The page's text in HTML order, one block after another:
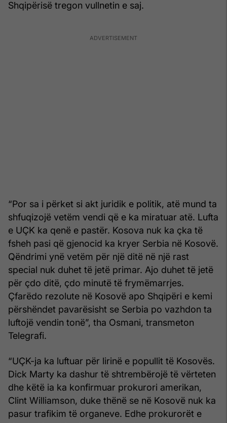
Shqipërisë tregon vullnetin e saj.
“Por sa i përket si akt juridik e politik, atë mund ta
shfuqizojë vetëm vendi që e ka miratuar atë. Lufta
e UÇK ka qenë e pastër. Kosova nuk ka çka të
fsheh pasi që gjenocid ka kryer Serbia në Kosovë.
Qëndrimi ynë vetëm për një ditë në një rast
special nuk duhet të jetë primar. Ajo duhet të jetë
për çdo ditë, çdo minutë të frymëmarrjes.
Çfarëdo rezolute në Kosovë apo Shqipëri e kemi
përshëndet pavarësisht se Serbia po vazhdon ta
luftojë vendin tonë”, tha Osmani, transmeton
Telegrafi.
“UÇK-ja ka luftuar për lirinë e popullit të Kosovës.
Dick Marty ka dashur të shtrembërojë të vërteten
dhe këtë ia ka konfirmuar prokurori amerikan,
Clint Williamson, duke thënë se në Kosovë nuk ka
pasur trafikim të organeve. Edhe prokurorët e